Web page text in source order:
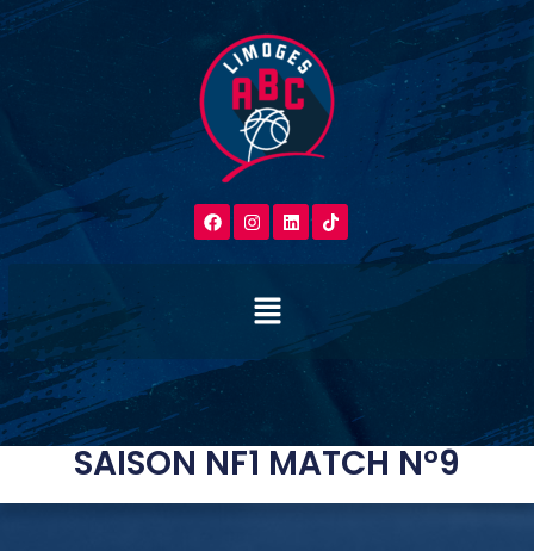
SAISON NF1 MATCH N°9